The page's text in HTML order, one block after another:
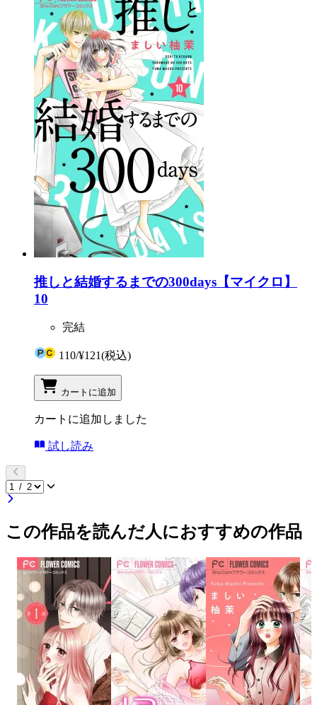
推しと結婚するまでの300days【マイクロ】
10
完結
110/¥121(税込)
カートに追加
カートに追加しました
試し読み
この作品を読んだ人におすすめの作品